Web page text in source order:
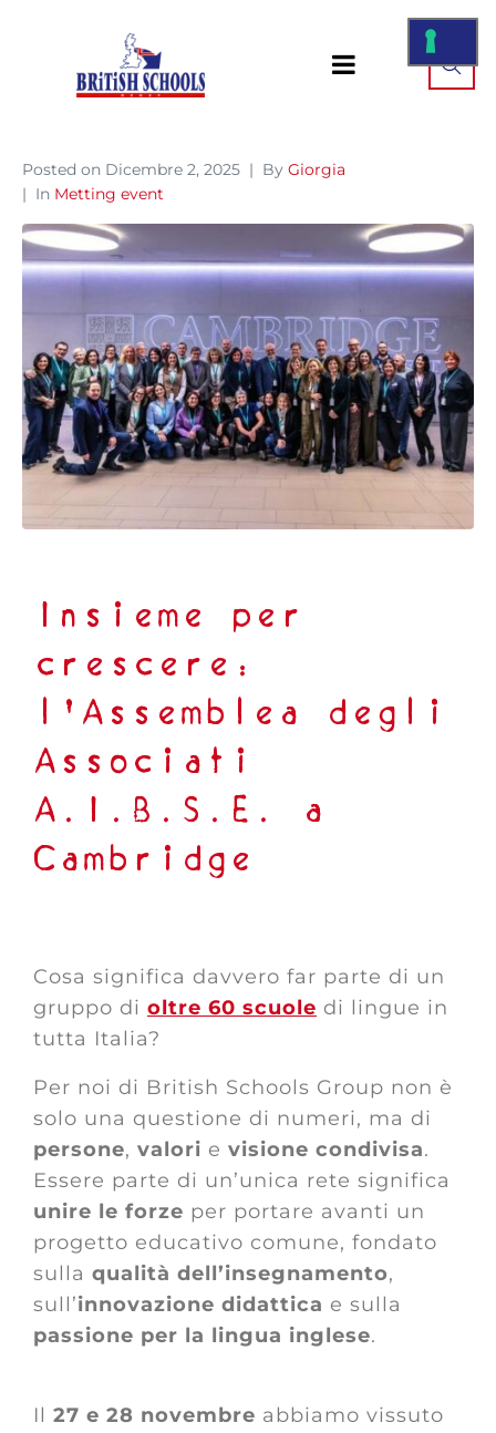
Posted on Dicembre 2, 2025 By Giorgia
In Metting event
Insieme per
crescere:
l’Assemblea degli
Associati
A.I.B.S.E. a
Cambridge
Cosa significa davvero far parte di un
gruppo di oltre 60 scuole di lingue in
tutta Italia?
Per noi di British Schools Group non è
solo una questione di numeri, ma di
persone, valori e visione condivisa.
Essere parte di un’unica rete significa
unire le forze per portare avanti un
progetto educativo comune, fondato
sulla qualità dell’insegnamento,
sull’innovazione didattica e sulla
passione per la lingua inglese.
Il 27 e 28 novembre abbiamo vissuto